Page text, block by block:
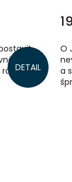
DETAIL
Ale
chodil
O
a